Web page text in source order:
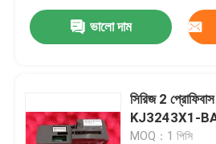
ভালো দাম
সিরিজ 2
KJ3243X1-BA1
MOQ：1 পিসি